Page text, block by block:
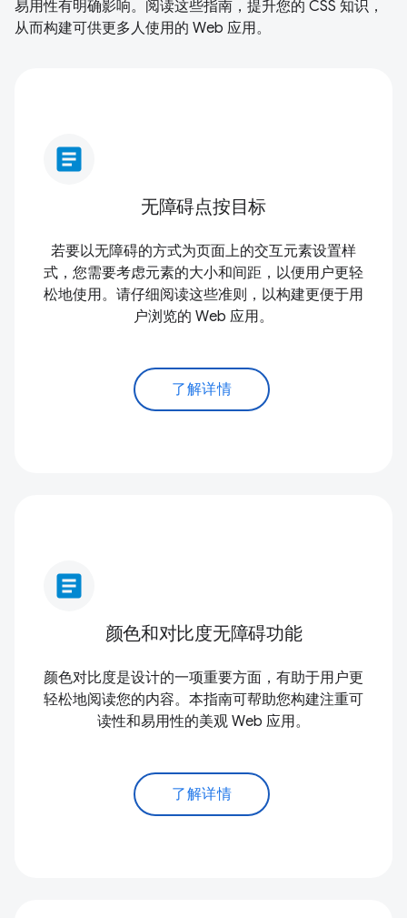
易用性有明确影响。阅读这些指南，提升您的 CSS 知识，
从而构建可供更多人使用的 Web 应用。
article
无障碍点按目标
若要以无障碍的方式为页面上的交互元素设置样
式，您需要考虑元素的大小和间距，以便用户更轻
松地使用。请仔细阅读这些准则，以构建更便于用
户浏览的 Web 应用。
了解详情
article
颜色和对比度无障碍功能
颜色对比度是设计的一项重要方面，有助于用户更
轻松地阅读您的内容。本指南可帮助您构建注重可
读性和易用性的美观 Web 应用。
了解详情